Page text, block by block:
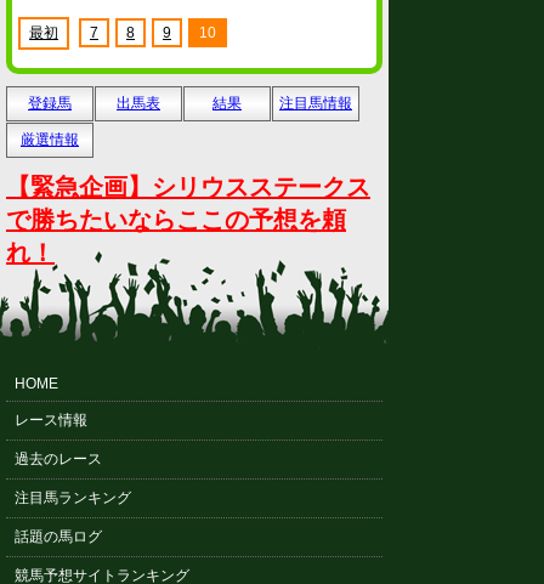
最初 7 8 9 10
登録馬 出馬表 結果 注目馬情報
厳選情報
【緊急企画】シリウスステークス
で勝ちたいならここの予想を頼
れ！
HOME
レース情報
過去のレース
注目馬ランキング
話題の馬ログ
競馬予想サイトランキング